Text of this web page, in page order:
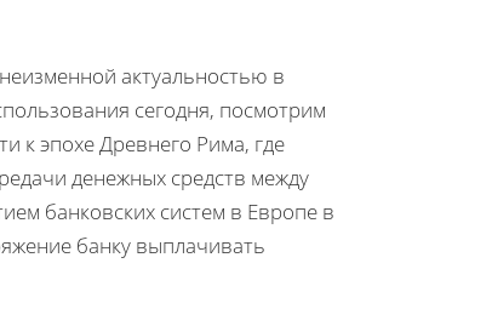
актуальностью в
сегодня, посмотрим
к эпохе Древнего Рима, где
денежных средств между
банковских систем в Европе в
банку выплачивать